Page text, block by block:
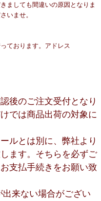
ましても間違いの原因となりま
いませ。
ております。アドレス
後のご注文受付となり
では商品出荷の対象に
ルとは別に、弊社より
ます。そちらを必ずご
支払手続きをお願い致
来ない場合がござい